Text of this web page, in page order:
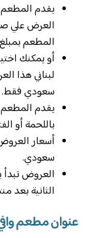
يقدم
العرض علي
المطعم بمبلغ 109 ريال سعودي فقط.
أو يمكنك
سعودي فقط.
‏يقدم
باللحمة أو
سعودي.
الثانية بعد
عنوان مطعم